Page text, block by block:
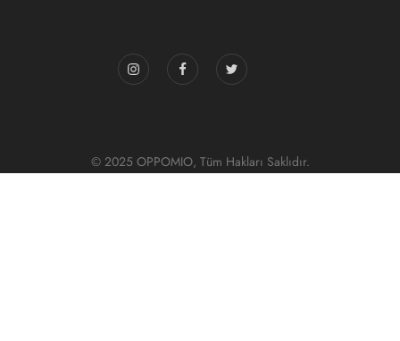
© 2025 OPPOMIO, Tüm Hakları Saklıdır.